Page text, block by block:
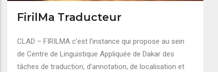
FirilMa Traducteur
CLAD – FIRILMA c’est l’instance qui propose au sein
de Centre de Linguistique Appliquée de Dakar des
tâches de traduction, d’annotation, de localisation et